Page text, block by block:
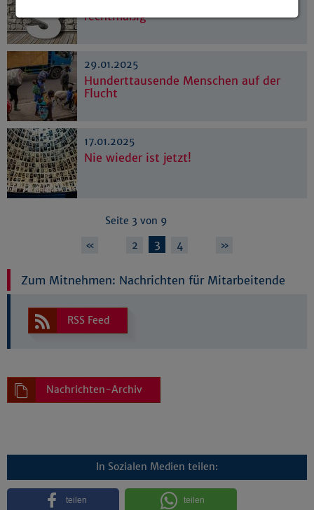
rechtmäßig
29.01.2025
Hunderttausende Menschen auf der
Flucht
17.01.2025
Nie wieder ist jetzt!
Seite 3 von 9
«
2 3 4 »
Zum Mitnehmen: Nachrichten für Mitarbeitende
RSS Feed
Nachrichten-Archiv
In Sozialen Medien teilen:
teilen teilen
Details anzeigen